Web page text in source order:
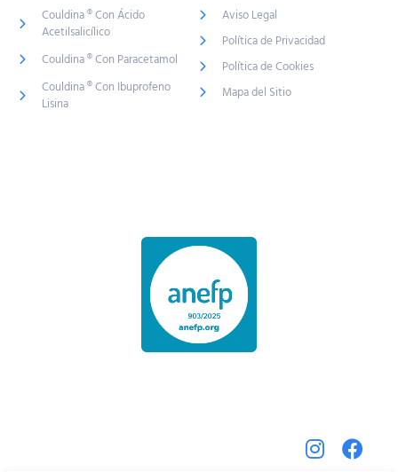
Couldina ® Con Ácido
Acetilsalicílico
Couldina ® Con Paracetamol
Couldina ® Con Ibuprofeno
Lisina
Aviso Legal
Política de Privacidad
Política de Cookies
Mapa del Sitio